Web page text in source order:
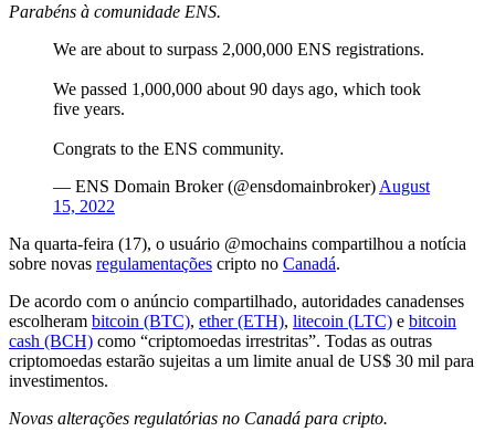
Parabéns à comunidade ENS.
We are about to surpass 2,000,000 ENS registrations.
We passed 1,000,000 about 90 days ago, which took
five years.
Congrats to the ENS community.
— ENS Domain Broker (@ensdomainbroker) August
15, 2022
Na quarta-feira (17), o usuário @mochains compartilhou a notícia
sobre novas regulamentações cripto no Canadá.
De acordo com o anúncio compartilhado, autoridades canadenses
escolheram bitcoin (BTC), ether (ETH), litecoin (LTC) e bitcoin
cash (BCH) como “criptomoedas irrestritas”. Todas as outras
criptomoedas estarão sujeitas a um limite anual de US$ 30 mil para
investimentos.
Novas alterações regulatórias no Canadá para cripto.